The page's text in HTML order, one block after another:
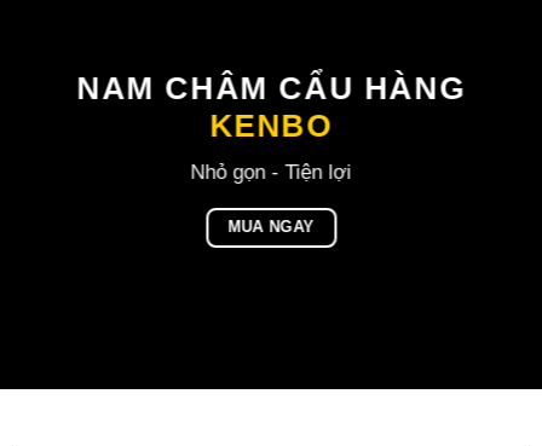
NAM CHÂM CẨU HÀNG
KENBO
Nhỏ gọn - Tiện lợi
MUA NGAY